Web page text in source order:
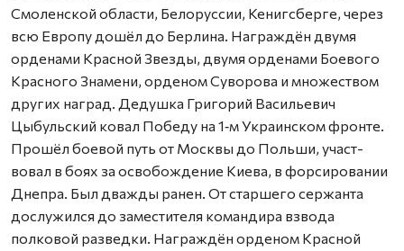
Смоленской области, Белоруссии, Кениг­сберге, через
всю Европу дошёл до Берлина. Награждён двумя
орденами Красной Звезды, двумя орденами Боевого
Красного Знамени, орденом Суворова и множест­вом
других наград. Дедушка Григорий Васильевич
Цыбульский ковал Победу на 1‑м Украинском фронте.
Прошёл боевой путь от Москвы до Польши, участ­
вовал в боях за освобождение Киева, в форсировании
Днепра. Был дважды ранен. От старшего сержанта
дослужился до заместителя командира взвода
полковой разведки. Награждён орденом Красной